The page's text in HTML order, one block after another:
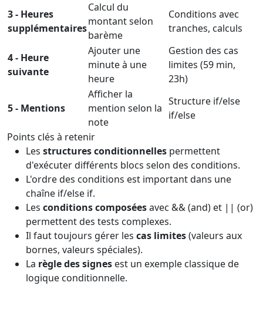
3 - Heures
supplémentaires
Calcul du
montant selon
barème
Conditions avec
tranches, calculs
4 - Heure
suivante
Ajouter une
minute à une
heure
Gestion des cas
limites (59 min,
23h)
5 - Mentions
Afficher la
mention selon la
note
Structure if/else
if/else
Points clés à retenir
Les structures conditionnelles permettent
d'exécuter différents blocs selon des conditions.
L'ordre des conditions est important dans une
chaîne if/else if.
Les conditions composéesavec && (and) et || (or)
permettent des tests complexes.
Il faut toujours gérer les cas limites(valeurs aux
bornes, valeurs spéciales).
La règle des signes est un exemple classique de
logique conditionnelle.